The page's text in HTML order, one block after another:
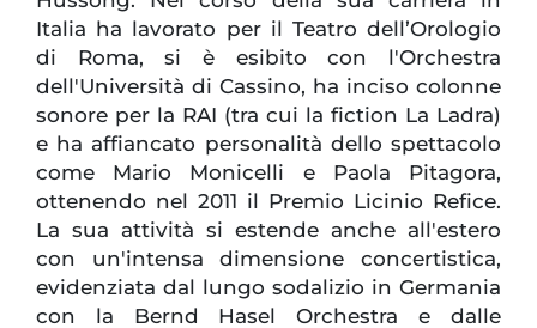
Italia ha lavorato per il Teatro dell’Orologio
di Roma, si è esibito con l'Orchestra
dell'Università di Cassino, ha inciso colonne
sonore per la RAI (tra cui la fiction La Ladra)
e ha affiancato personalità dello spettacolo
come Mario Monicelli e Paola Pitagora,
ottenendo nel 2011 il Premio Licinio Refice.
La sua attività si estende anche all'estero
con un'intensa dimensione concertistica,
evidenziata dal lungo sodalizio in Germania
con la Bernd Hasel Orchestra e dalle